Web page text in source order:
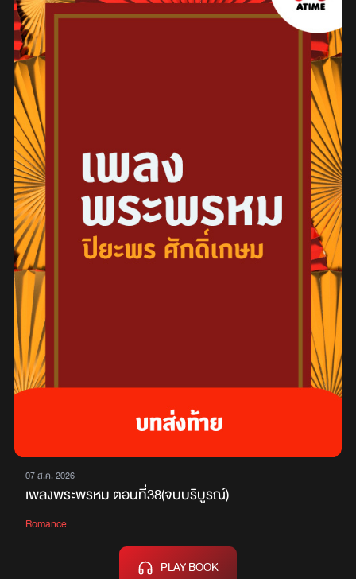
07 ส.ค. 2026
เพลงพระพรหม ตอนที่38(จบบริบูรณ์)
Romance
PLAY BOOK